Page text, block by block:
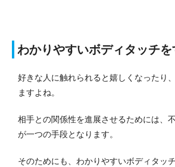
わかりやすいボディタッチを
好きな人に触れられると嬉しくなったり
ますよね。
相手との関係性を進展させるためには、
が一つの手段となります。
そのためにも、わかりやすいボディタッ